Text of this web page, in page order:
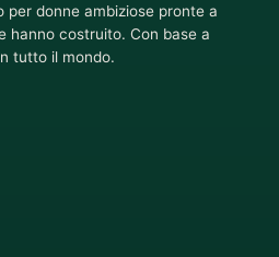
per donne ambiziose pronte a
hanno costruito. Con base a
tutto il mondo.